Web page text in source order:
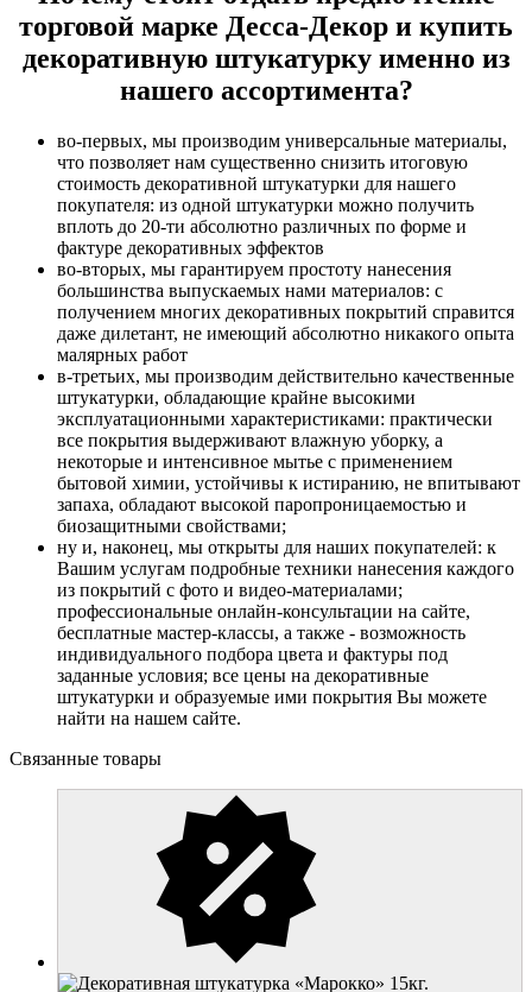
торговой марке Десса-Декор и купить
декоративную штукатурку именно из
нашего ассортимента?
во-первых, мы производим универсальные материалы,
что позволяет нам существенно снизить итоговую
стоимость декоративной штукатурки для нашего
покупателя: из одной штукатурки можно получить
вплоть до 20-ти абсолютно различных по форме и
фактуре декоративных эффектов
во-вторых, мы гарантируем простоту нанесения
большинства выпускаемых нами материалов: с
получением многих декоративных покрытий справится
даже дилетант, не имеющий абсолютно никакого опыта
малярных работ
в-третьих, мы производим действительно качественные
штукатурки, обладающие крайне высокими
эксплуатационными характеристиками: практически
все покрытия выдерживают влажную уборку, а
некоторые и интенсивное мытье с применением
бытовой химии, устойчивы к истиранию, не впитывают
запаха, обладают высокой паропроницаемостью и
биозащитными свойствами;
ну и, наконец, мы открыты для наших покупателей: к
Вашим услугам подробные техники нанесения каждого
из покрытий с фото и видео-материалами;
профессиональные онлайн-консультации на сайте,
бесплатные мастер-классы, а также - возможность
индивидуального подбора цвета и фактуры под
заданные условия; все цены на декоративные
штукатурки и образуемые ими покрытия Вы можете
найти на нашем сайте.
Связанные товары